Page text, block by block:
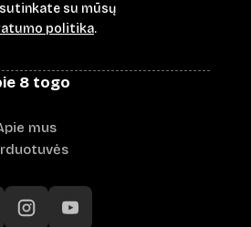
su mūsų
politika.
8 togo
mus